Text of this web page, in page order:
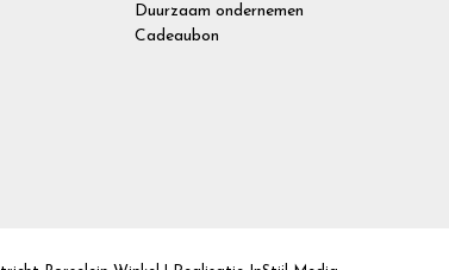
Duurzaam ondernemen
Cadeaubon